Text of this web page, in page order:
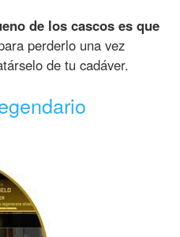
de los cascos es que
perderlo una vez
de tu cadáver.